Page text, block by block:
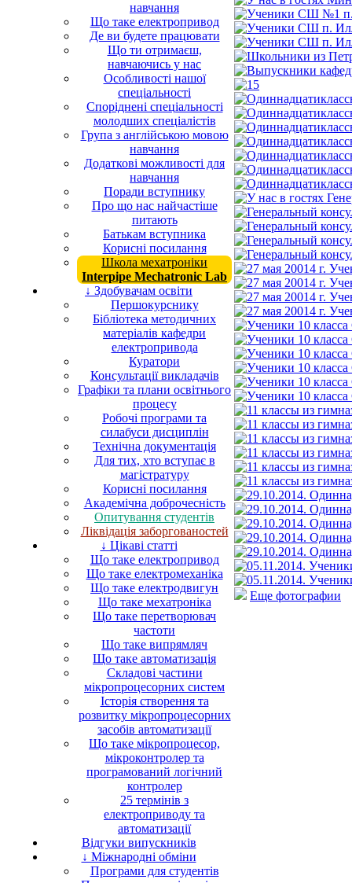
навчання
Що таке електропривод
Де ви будете працювати
Що ти отримаєш,
навчаючись у нас
Особливості нашої
спеціальності
Споріднені спеціальності
молодших спеціалістів
Група з англійською мовою
навчання
Додаткові можливості для
навчання
Поради вступнику
Про що нас найчастіше
питають
Батькам вступника
Корисні посилання
Школа мехатроніки
Interpipe Mechatronic Lab
↓ Здобувачам освіти
Першокурснику
Бібліотека методичних
матеріалів кафедри
електропривода
Куратори
Консультації викладачів
Графіки та плани освітнього
процесу
Робочі програми та
силабуси дисциплін
Технічна документація
Для тих, хто вступає в
магістратуру
Корисні посилання
Академічна доброчесність
Опитування студентів
Ліквідація заборгованостей
↓ Цікаві статті
Що таке електропривод
Що таке електромеханіка
Що таке електродвигун
Що таке мехатроніка
Що таке перетворювач
частоти
Що таке випрямляч
Що таке автоматизація
Складові частини
мікропроцесорних систем
Історія створення та
розвитку мікропроцесорних
засобів автоматизації
Що таке мікропроцесор,
мікроконтролер та
програмований логічний
контролер
25 термінів з
електроприводу та
автоматизації
Відгуки випускників
↓ Міжнародні обміни
Програми для студентів
Еще фотографии